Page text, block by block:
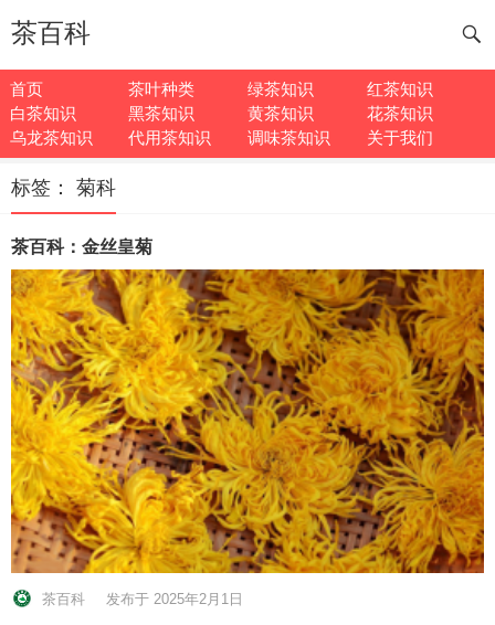
茶百科
首页 茶叶种类 绿茶知识
红茶知识
白茶知识
黑茶知识 黄茶知识
花茶知识
乌龙茶知识
代用茶知识 调味茶知识 关于我们
标签： 菊科
茶百科：金丝皇菊
茶百科 发布于 2025年2月1日